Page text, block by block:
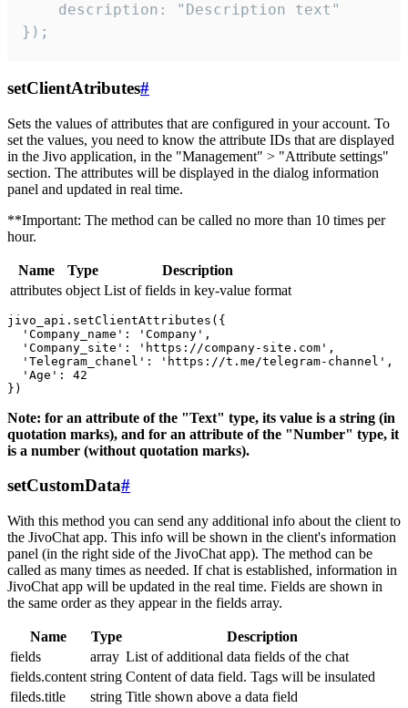
    description: "Description text"
});
setClientAtributes#
Sets the values ​​of attributes that are configured in your account. To
set the values, you need to know the attribute IDs that are displayed
in the Jivo application, in the "Management" > "Attribute settings"
section. The attributes will be displayed in the dialog information
panel and updated in real time.
**Important: The method can be called no more than 10 times per
hour.
Name Type
Description
attributes object List of fields in key-value format
jivo_api.setClientAttributes({
  'Company_name': 'Company',
  'Company_site': 'https://company-site.com',
  'Telegram_chanel': 'https://t.me/telegram-channel',
  'Age': 42
Note: for an attribute of the "Text" type, its value is a string (in
quotation marks), and for an attribute of the "Number" type, it
is a number (without quotation marks).
setCustomData#
With this method you can send any additional info about the client to
the JivoChat app. This info will be shown in the client's information
panel (in the right side of the JivoChat app). The method can be
called as many times as needed. If chat is established, information in
JivoChat app will be updated in the real time. Fields are shown in
the same order as they appear in the fields array.
Name Type
Description
fields
array List of additional data fields of the chat
fields.content string Content of data field. Tags will be insulated
fileds.title
string Title shown above a data field